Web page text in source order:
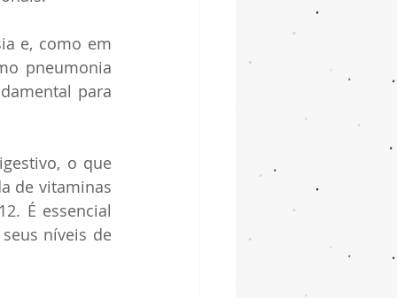
e, como em
pneumonia
para
o que
de vitaminas
É essencial
níveis de